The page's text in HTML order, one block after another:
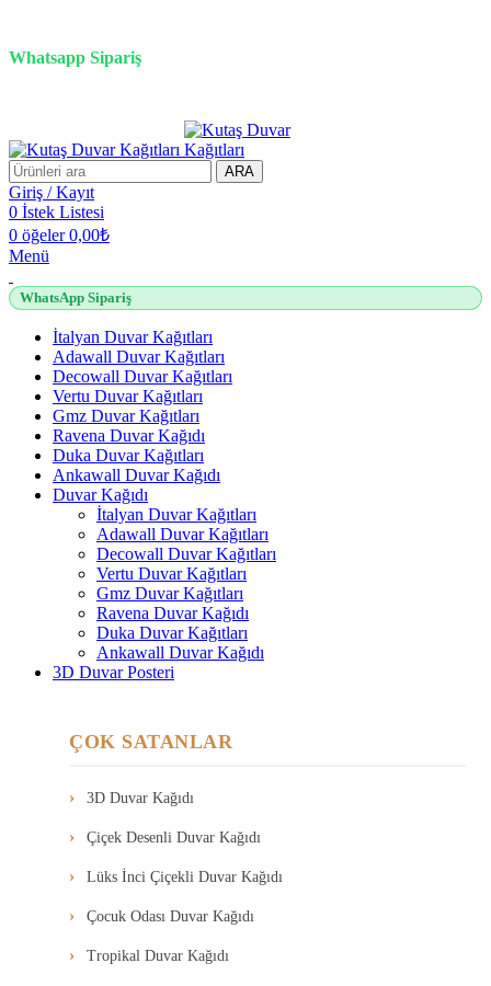
Whatsapp Sipariş
ARA
Giriş / Kayıt
0 İstek Listesi
0 öğeler 0,00₺
Menü
WhatsApp Sipariş
İtalyan Duvar Kağıtları
Adawall Duvar Kağıtları
Decowall Duvar Kağıtları
Vertu Duvar Kağıtları
Gmz Duvar Kağıtları
Ravena Duvar Kağıdı
Duka Duvar Kağıtları
Ankawall Duvar Kağıdı
Duvar Kağıdı
İtalyan Duvar Kağıtları
Adawall Duvar Kağıtları
Decowall Duvar Kağıtları
Vertu Duvar Kağıtları
Gmz Duvar Kağıtları
Ravena Duvar Kağıdı
Duka Duvar Kağıtları
Ankawall Duvar Kağıdı
3D Duvar Posteri
ÇOK SATANLAR
3D Duvar Kağıdı
Çiçek Desenli Duvar Kağıdı
Lüks İnci Çiçekli Duvar Kağıdı
Çocuk Odası Duvar Kağıdı
Tropikal Duvar Kağıdı